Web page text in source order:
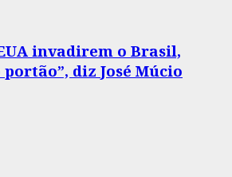
EUA invadirem o Brasil,
diz José Múcio